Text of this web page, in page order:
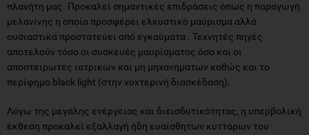
πλανήτη μας. Προκαλεί σημαντικές επιδράσεις όπως η παραγωγή
μελανίνης η οποία προσφέρει ελκυστικό μαύρισμα αλλά
ουσιαστικά προστατεύει από εγκαύματα . Τεχνητές πηγές
αποτελούν τόσο οι συσκευές μαυρίσματος όσο και οι
αποστειρωτές ιατρικών και μη μηχανημάτων καθώς και το
περίφημο black light (στην νυχτερινή διασκέδαση).
Λόγω της μεγάλης ενέργειας και διεισδυτικότητας, η υπερβολική
έκθεση προκαλεί εξαλλαγή ήδη ευαίσθητων κυττάρων του